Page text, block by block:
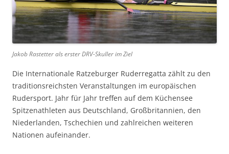
Jakob Rastetter als erster DRV-Skuller im Ziel
Die Internationale Ratzeburger Ruderregatta zählt zu den
traditionsreichsten Veranstaltungen im europäischen
Rudersport. Jahr für Jahr treffen auf dem Küchensee
Spitzenathleten aus Deutschland, Großbritannien, den
Niederlanden, Tschechien und zahlreichen weiteren
Nationen aufeinander.